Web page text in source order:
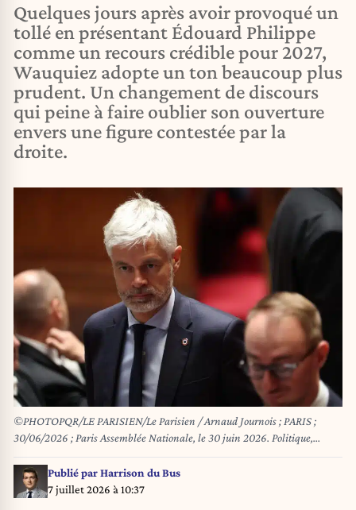
Quelques jours après avoir provoqué un
tollé en présentant Édouard Philippe
comme un recours crédible pour 2027,
Wauquiez adopte un ton beaucoup plus
prudent. Un changement de discours
qui peine à faire oublier son ouverture
envers une figure contestée par la
droite.
©PHOTOPQR/LE PARISIEN/Le Parisien / Arnaud Journois ; PARIS ;
30/06/2026 ; Paris Assemblée Nationale, le 30 juin 2026. Politique,
séance de questions au Gouvernement Laurent Wauquiez Photo Le
Parisien / Arnaud Journois
Publié parHarrison du Bus
7 juillet 2026 à 10:37